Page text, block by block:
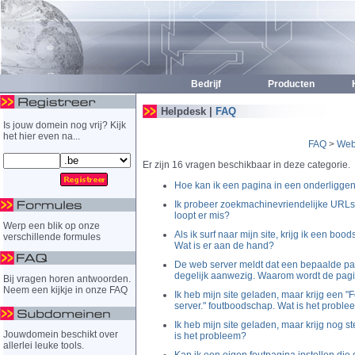
Bedrijf Producten
Is jouw domein nog vrij? Kijk
het hier even na...
Werp een blik op onze
verschillende formules
Bij vragen horen antwoorden.
Neem een kijkje in onze FAQ
Jouwdomein beschikt over
allerlei leuke tools.
Helpdesk | FAQ
FAQ>
Er zijn 16 vragen beschikbaar in deze categorie.
Hoe kan ik een pagina in een
Ik probeer zoekmachinevriendelijke
loopt er mis?
Als ik surf naar mijn site, krijg ik een
Wat is er aan de hand?
De web server meldt dat een bepaalde
degelijk aanwezig. Waarom wordt de
Ik heb mijn site geladen, maar krijg een
server." foutboodschap. Wat is het
Ik heb mijn site geladen, maar krijg nog
is het probleem?